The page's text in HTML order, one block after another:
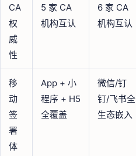
CA
权
威
性
5 家 CA
机构互认
6 家 CA
机构互认
移
动
签
署
体
App + 小
程序 + H5
全覆盖
微信/钉
钉/飞书全
生态嵌入